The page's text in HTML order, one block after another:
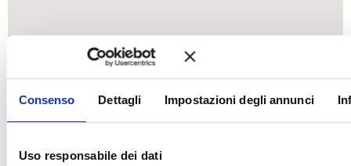
Consenso Dettagli Impostazioni degli annunci
Uso responsabile dei dati